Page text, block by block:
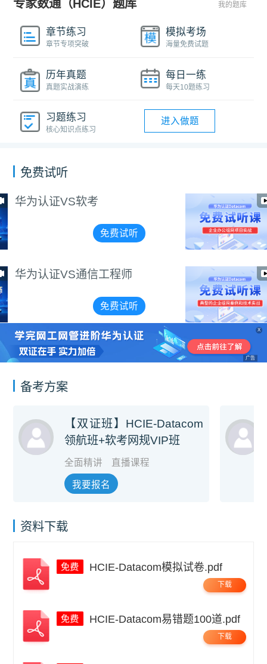
专家数通（HCIE）题库 我的题库
章节练习
章节专项突破
模拟考场
海量免费试题
历年真题
真题实战演练
每日一练
每天10题练习
习题练习
核心知识点练习
进入做题
免费试听
企业办公组网项目实战
（讲师阳惠娇）
免费试听
典型的企业组网案例和
术实战（讲师周航）
免费试听
X
广告
备考方案
【双证班】HCIE-Datacom
领航班+软考网规VIP班
全面精讲 直播课程
我要报名
资料下载
HCIE-Datacom模拟试卷.pdf
下载
HCIE-Datacom易错题100道.pdf
下载